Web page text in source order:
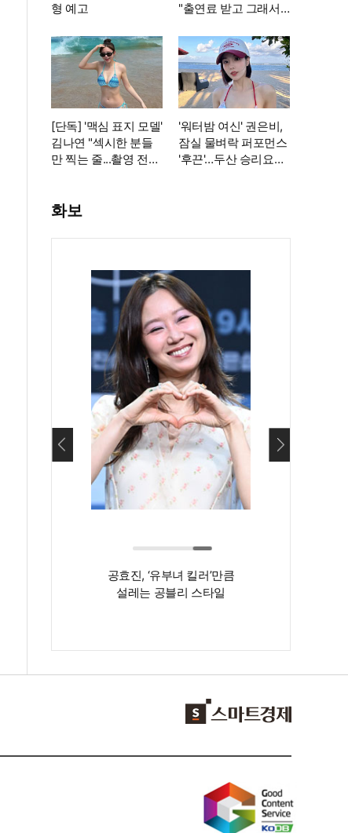
형 예고
"출연료 받고 그래서
[단독] '맥심 표지 모델'
김나연 "섹시한 분들
만 찍는 줄...촬영 전날
'워터밤 여신' 권은비,
잠실 물벼락 퍼포먼스
'후끈'…두산 승리요정
화보
공효진, ‘유부녀 킬러’만큼
설레는 공블리 스타일